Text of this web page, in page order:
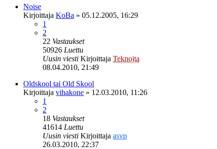
Noise
Kirjoittaja KoBa » 05.12.2005, 16:29
1
2
22 Vastaukset
50926 Luettu
Uusin viesti Kirjoittaja Teknojta
08.04.2010, 21:49
Oldskool tai Old Skool
Kirjoittaja vihakone » 12.03.2010, 11:26
1
2
18 Vastaukset
41614 Luettu
Uusin viesti Kirjoittaja asvp
26.03.2010, 22:37